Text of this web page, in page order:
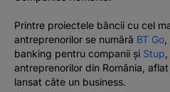
Printre proiectele băncii cu cel
antreprenorilor se numără BT Go,
banking pentru companii și Stup
antreprenorilor din România,
lansat câte un business.